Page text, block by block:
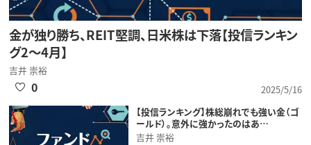
金が独り勝ち、REIT堅調、日米株は下落【投信ランキン
グ2～4月】
吉井 崇裕
2025/5/16
0
【投信ランキング】株総崩れでも強い金（ゴ
ールド）。意外に強かったのはあ…
吉井 崇裕